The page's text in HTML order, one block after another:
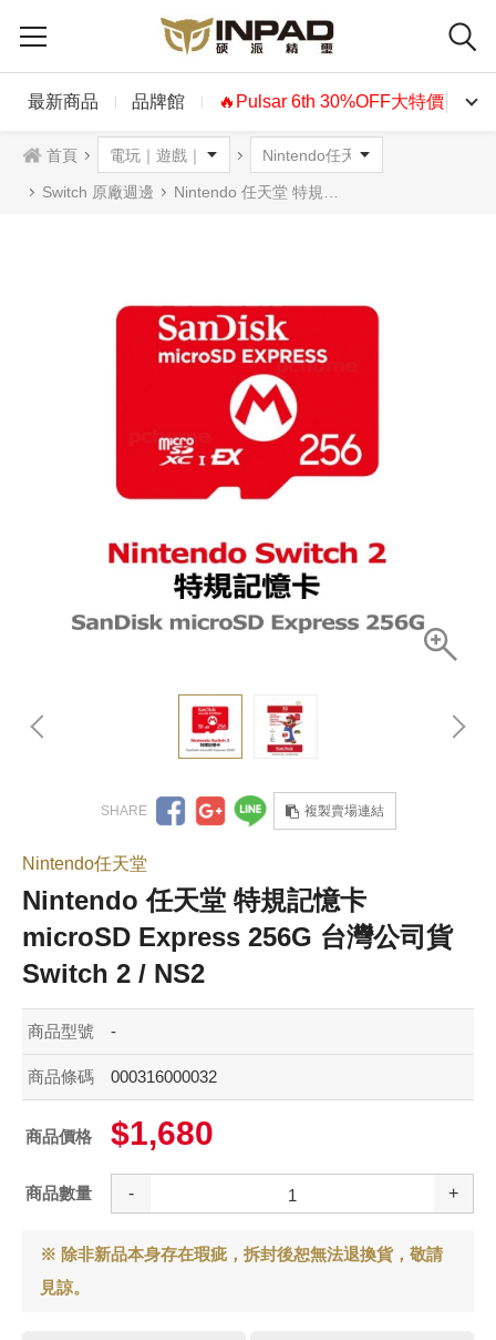
最新商品 品牌館 🔥Pulsar 6th 30%OFF大特價🔥
首頁
Switch 原廠週邊 Nintendo 任天堂 特規記憶卡 microSD Express 256G 台灣公司貨 Switch 2 / NS2
複製賣場連結
Nintendo任天堂
Nintendo 任天堂 特規記憶卡
microSD Express 256G 台灣公司貨
Switch 2 / NS2
商品型號 -
商品條碼 000316000032
商品價格 $1,680
商品數量 - +
※ 除非新品本身存在瑕疵，拆封後恕無法退換貨，敬請
見諒。